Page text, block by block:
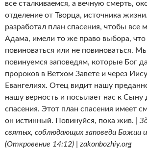
все сталкиваемся, а вечную смерть,
отделение от Творца, источника
разработал план спасения, чтобы все
Адама, имели то же право выбора,
повиноваться или не повиноваться.
повинуемся заповедям, которые Бог
пророков в Ветхом Завете и через
Евангелиях. Отец видит нашу
нашу верность и посылает нас к Сыну
спасения. Этот план спасения имеет
он истинный. Повинуйся, пока жив. |
святых, соблюдающих заповеди Божии и
(Откровение 14:12) | zakonbozhiy.org